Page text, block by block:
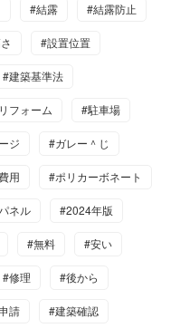
#結露 #結露防止
#設置位置
#建築基準法
フォーム #駐車場
ジ #ガレー＾じ
用 #ポリカーボネート
ネル #2024年版
#無料 #安い
#修理 #後から
請 #建築確認